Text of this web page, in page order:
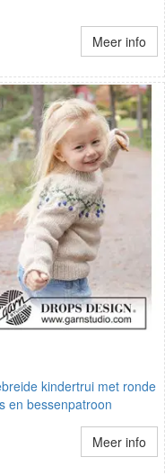
Meer info
kindertrui met ronde
en bessenpatroon
Meer info